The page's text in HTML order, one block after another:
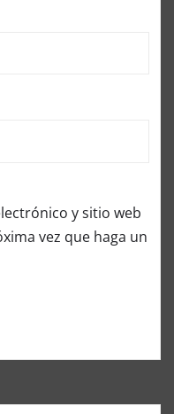
y sitio web
vez que haga un